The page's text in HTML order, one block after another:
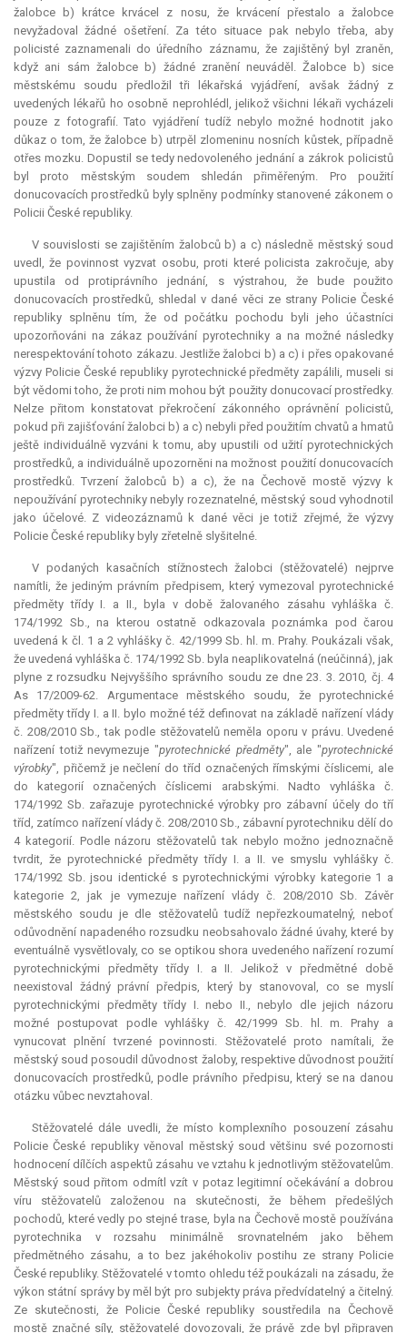
žalobce b) krátce krvácel z nosu, že krvácení přestalo a žalobce
nevyžadoval žádné ošetření. Za této situace pak nebylo třeba, aby
policisté zaznamenali do úředního záznamu, že zajištěný byl zraněn,
když ani sám žalobce b) žádné zranění neuváděl. Žalobce b) sice
městskému soudu předložil tři lékařská vyjádření, avšak žádný z
uvedených lékařů ho osobně neprohlédl, jelikož všichni lékaři vycházeli
pouze z fotografií. Tato vyjádření tudíž nebylo možné hodnotit jako
důkaz o tom, že žalobce b) utrpěl zlomeninu nosních kůstek, případně
otřes mozku. Dopustil se tedy nedovoleného jednání a zákrok policistů
byl proto městským soudem shledán přiměřeným. Pro použití
donucovacích prostředků byly splněny podmínky stanovené zákonem o
Policii České republiky.
V souvislosti se zajištěním žalobců b) a c) následně městský soud
uvedl, že povinnost vyzvat osobu, proti které policista zakročuje, aby
upustila od protiprávního jednání, s výstrahou, že bude použito
donucovacích prostředků, shledal v dané věci ze strany Policie České
republiky splněnu tím, že od počátku pochodu byli jeho účastníci
upozorňováni na zákaz používání pyrotechniky a na možné následky
nerespektování tohoto zákazu. Jestliže žalobci b) a c) i přes opakované
výzvy Policie České republiky pyrotechnické předměty zapálili, museli si
být vědomi toho, že proti nim mohou být použity donucovací prostředky.
Nelze přitom konstatovat překročení zákonného oprávnění policistů,
pokud při zajišťování žalobci b) a c) nebyli před použitím chvatů a hmatů
ještě individuálně vyzváni k tomu, aby upustili od užití pyrotechnických
prostředků, a individuálně upozorněni na možnost použití donucovacích
prostředků. Tvrzení žalobců b) a c), že na Čechově mostě výzvy k
nepoužívání pyrotechniky nebyly rozeznatelné, městský soud vyhodnotil
jako účelové. Z videozáznamů k dané věci je totiž zřejmé, že výzvy
Policie České republiky byly zřetelně slyšitelné.
V podaných kasačních stížnostech žalobci (stěžovatelé) nejprve
namítli, že jediným právním předpisem, který vymezoval pyrotechnické
předměty třídy I. a II., byla v době žalovaného zásahu vyhláška č.
174/1992 Sb., na kterou ostatně odkazovala poznámka pod čarou
uvedená k čl. 1 a 2 vyhlášky č. 42/1999 Sb. hl. m. Prahy. Poukázali však,
že uvedená vyhláška č. 174/1992 Sb. byla neaplikovatelná (neúčinná), jak
plyne z rozsudku Nejvyššího správního soudu ze dne 23. 3. 2010, čj. 4
As 17/2009-62. Argumentace městského soudu, že pyrotechnické
předměty třídy I. a II. bylo možné též definovat na základě nařízení vlády
č. 208/2010 Sb., tak podle stěžovatelů neměla oporu v právu. Uvedené
nařízení totiž nevymezuje "pyrotechnické předměty", ale "pyrotechnické
výrobky", přičemž je nečlení do tříd označených římskými číslicemi, ale
do kategorií označených číslicemi arabskými. Nadto vyhláška č.
174/1992 Sb. zařazuje pyrotechnické výrobky pro zábavní účely do tří
tříd, zatímco nařízení vlády č. 208/2010 Sb., zábavní pyrotechniku dělí do
4 kategorií. Podle názoru stěžovatelů tak nebylo možno jednoznačně
tvrdit, že pyrotechnické předměty třídy I. a II. ve smyslu vyhlášky č.
174/1992 Sb. jsou identické s pyrotechnickými výrobky kategorie 1 a
kategorie 2, jak je vymezuje nařízení vlády č. 208/2010 Sb. Závěr
městského soudu je dle stěžovatelů tudíž nepřezkoumatelný, neboť
odůvodnění napadeného rozsudku neobsahovalo žádné úvahy, které by
eventuálně vysvětlovaly, co se optikou shora uvedeného nařízení rozumí
pyrotechnickými předměty třídy I. a II. Jelikož v předmětné době
neexistoval žádný právní předpis, který by stanovoval, co se myslí
pyrotechnickými předměty třídy I. nebo II., nebylo dle jejich názoru
možné postupovat podle vyhlášky č. 42/1999 Sb. hl. m. Prahy a
vynucovat plnění tvrzené povinnosti. Stěžovatelé proto namítali, že
městský soud posoudil důvodnost žaloby, respektive důvodnost použití
donucovacích prostředků, podle právního předpisu, který se na danou
otázku vůbec nevztahoval.
Stěžovatelé dále uvedli, že místo komplexního posouzení zásahu
Policie České republiky věnoval městský soud většinu své pozornosti
hodnocení dílčích aspektů zásahu ve vztahu k jednotlivým stěžovatelům.
Městský soud přitom odmítl vzít v potaz legitimní očekávání a dobrou
víru stěžovatelů založenou na skutečnosti, že během předešlých
pochodů, které vedly po stejné trase, byla na Čechově mostě používána
pyrotechnika v rozsahu minimálně srovnatelném jako během
předmětného zásahu, a to bez jakéhokoliv postihu ze strany Policie
České republiky. Stěžovatelé v tomto ohledu též poukázali na zásadu, že
výkon státní správy by měl být pro subjekty práva předvídatelný a čitelný.
Ze skutečnosti, že Policie České republiky soustředila na Čechově
mostě značné síly, stěžovatelé dovozovali, že právě zde byl připraven